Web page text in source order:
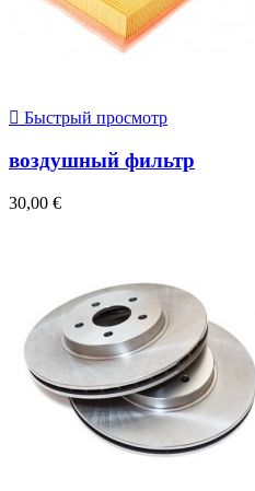
 Быстрый просмотр
воздушный фильтр
30,00 €